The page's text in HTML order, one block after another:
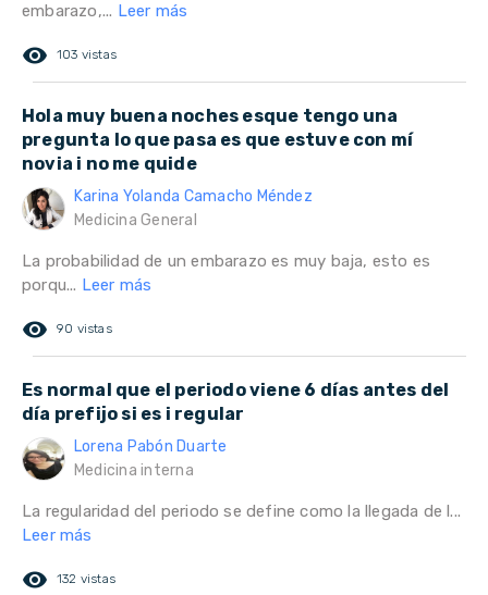
embarazo,... Leer más
remove_red_eye 103 vistas
Hola muy buena noches esque tengo una
pregunta lo que pasa es que estuve con mí
novia i no me quide
Karina Yolanda Camacho Méndez
Medicina General
La probabilidad de un embarazo es muy baja, esto es
porqu... Leer más
remove_red_eye 90 vistas
Es normal que el periodo viene 6 días antes del
día prefijo si es i regular
Lorena Pabón Duarte
Medicina interna
La regularidad del periodo se define como la llegada de l...
Leer más
remove_red_eye 132 vistas